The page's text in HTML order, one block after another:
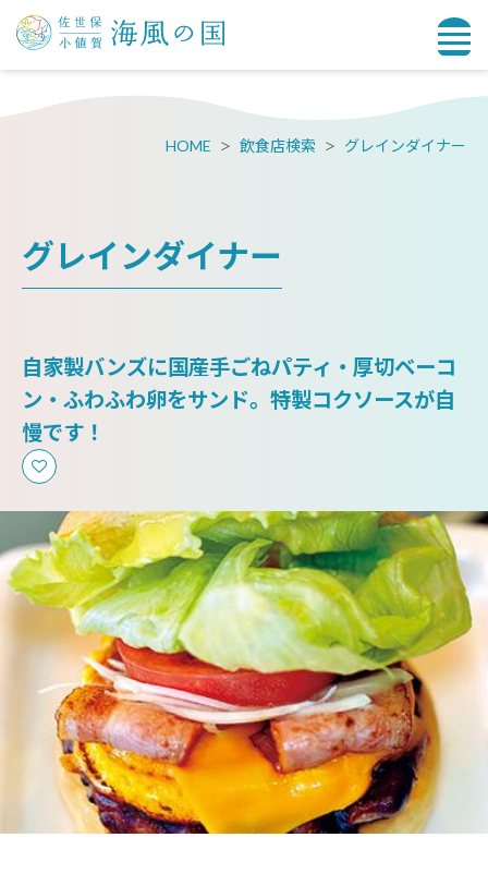
HOME 飲食店検索 グレインダイナー
グレインダイナー
自家製バンズに国産手ごねパティ・厚切ベーコ
ン・ふわふわ卵をサンド。特製コクソースが自
慢です！